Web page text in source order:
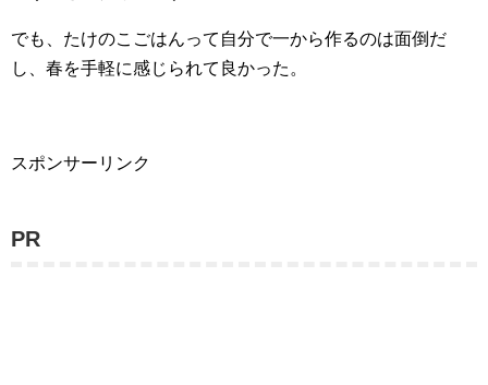
でも、たけのこごはんって自分で一から作るのは面倒だ
し、春を手軽に感じられて良かった。
スポンサーリンク
PR